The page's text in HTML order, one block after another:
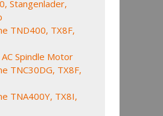
Stangenlader,
TND400, TX8F,
Spindle Motor
TNC30DG, TX8F,
TNA400Y, TX8I,